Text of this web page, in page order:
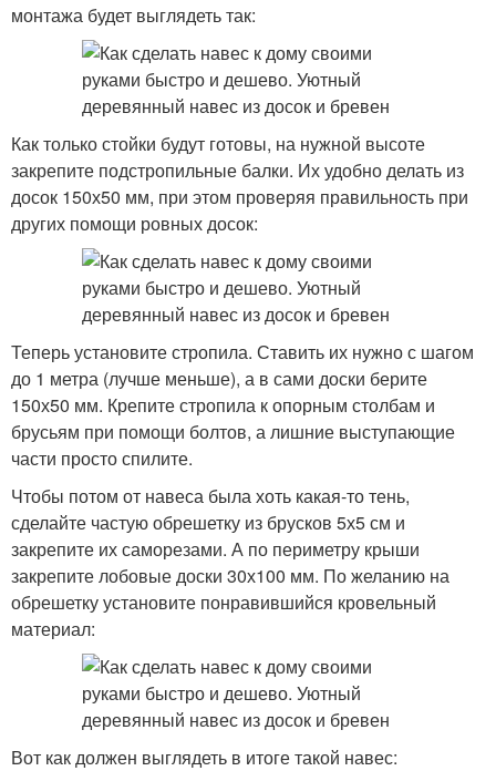
монтажа будет выглядеть так:
Как только стойки будут готовы, на нужной высоте
закрепите подстропильные балки. Их удобно делать из
досок 150х50 мм, при этом проверяя правильность при
других помощи ровных досок:
Теперь установите стропила. Ставить их нужно с шагом
до 1 метра (лучше меньше), а в сами доски берите
150х50 мм. Крепите стропила к опорным столбам и
брусьям при помощи болтов, а лишние выступающие
части просто спилите.
Чтобы потом от навеса была хоть какая-то тень,
сделайте частую обрешетку из брусков 5х5 см и
закрепите их саморезами. А по периметру крыши
закрепите лобовые доски 30х100 мм. По желанию на
обрешетку установите понравившийся кровельный
материал:
Вот как должен выглядеть в итоге такой навес: